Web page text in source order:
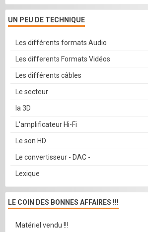
UN PEU DE TECHNIQUE
Les différents formats Audio
Les differents Formats Vidéos
Les différents câbles
Le secteur
la 3D
L'amplificateur Hi-Fi
Le son HD
Le convertisseur - DAC -
Lexique
LE COIN DES BONNES AFFAIRES !!!
Matériel vendu !!!